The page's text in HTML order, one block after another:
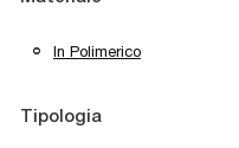
In Polimerico
Tipologia